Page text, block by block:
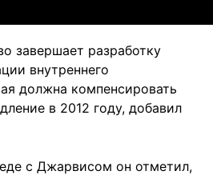
завершает разработку
внутреннего
должна компенсировать
в 2012 году, добавил
с Джарвисом он отметил,